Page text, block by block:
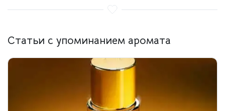
Статьи с упоминанием аромата